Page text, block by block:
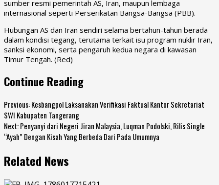
sumber resmi pemerintah AS, Iran, maupun lembaga
internasional seperti Perserikatan Bangsa-Bangsa (PBB).
Hubungan AS dan Iran sendiri selama bertahun-tahun berada
dalam kondisi tegang, terutama terkait isu program nuklir Iran,
sanksi ekonomi, serta pengaruh kedua negara di kawasan
Timur Tengah. (Red)
Continue Reading
Previous:Kesbangpol Laksanakan Verifikasi Faktual Kantor Sekretariat
SWI Kabupaten Tangerang
Next:Penyanyi dari Negeri Jiran Malaysia, Luqman Podolski, Rilis Single
“Ayah” Dengan Kisah Yang Berbeda Dari Pada Umumnya
Related News